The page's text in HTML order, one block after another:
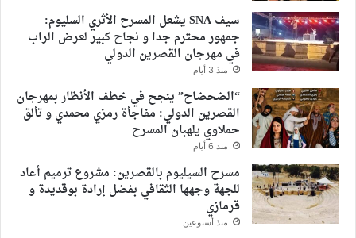
سيف SNA يشعل المسرح الأثري السليوم:
جمهور محترم جدا و نجاح كبير لعرض الراب
في مهرجان القصرين الدولي
منذ 3 أيام
“الضحضاح” ينجح في خطف الأنظار بمهرجان
القصرين الدولي: مفاجأة رمزي محمدي و تألق
حملاوي يلهبان المسرح
منذ 6 أيام
مسرح السيليوم بالقصرين: مشروع ترميم أعاد
للجهة وجهها الثقافي بفضل إرادة بوقديدة و
قرمازي
منذ أسبوعين